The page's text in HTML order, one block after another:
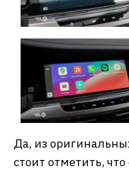
Да, из
стоит отметить,